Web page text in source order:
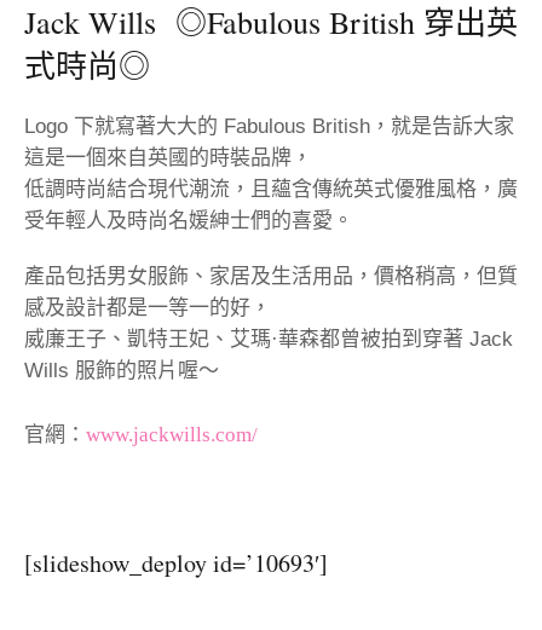
Jack Wills ◎Fabulous British 穿出英
式時尚◎
Logo 下就寫著大大的 Fabulous British，就是告訴大家
這是一個來自英國的時裝品牌，
低調時尚結合現代潮流，且蘊含傳統英式優雅風格，廣
受年輕人及時尚名媛紳士們的喜愛。
產品包括男女服飾、家居及生活用品，價格稍高，但質
感及設計都是一等一的好，
威廉王子、凱特王妃、艾瑪·華森都曾被拍到穿著 Jack
Wills 服飾的照片喔～
官網： www.jackwills.com/
[slideshow_deploy id=’10693′]